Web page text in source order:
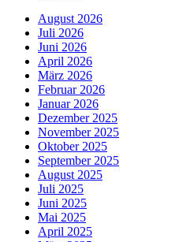
August 2026
Juli 2026
Juni 2026
April 2026
März 2026
Februar 2026
Januar 2026
Dezember 2025
November 2025
Oktober 2025
September 2025
August 2025
Juli 2025
Juni 2025
Mai 2025
April 2025